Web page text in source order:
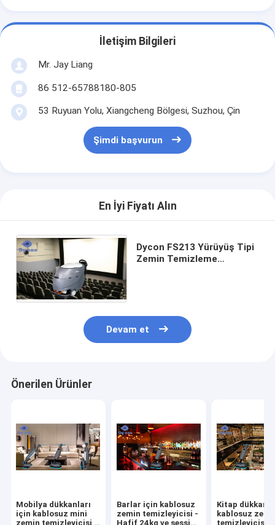
İletişim Bilgileri
Mr. Jay Liang
86 512-65788180-805
53 Ruyuan Yolu, Xiangcheng Bölgesi, Suzhou, Çin
Şimdi başvurun
En İyi Fiyatı Alın
Dycon FS213 Yürüyüş Tipi
Zemin Temizleme
Devam et
Önerilen Ürünler
Mobilya dükkanları
için kablosuz mini
zemin temizleyicisi -
Barlar için kablosuz
zemin temizleyicisi -
Hafif 24kg ve sessiz
Kitap
kablosuz
temizleyicisi -